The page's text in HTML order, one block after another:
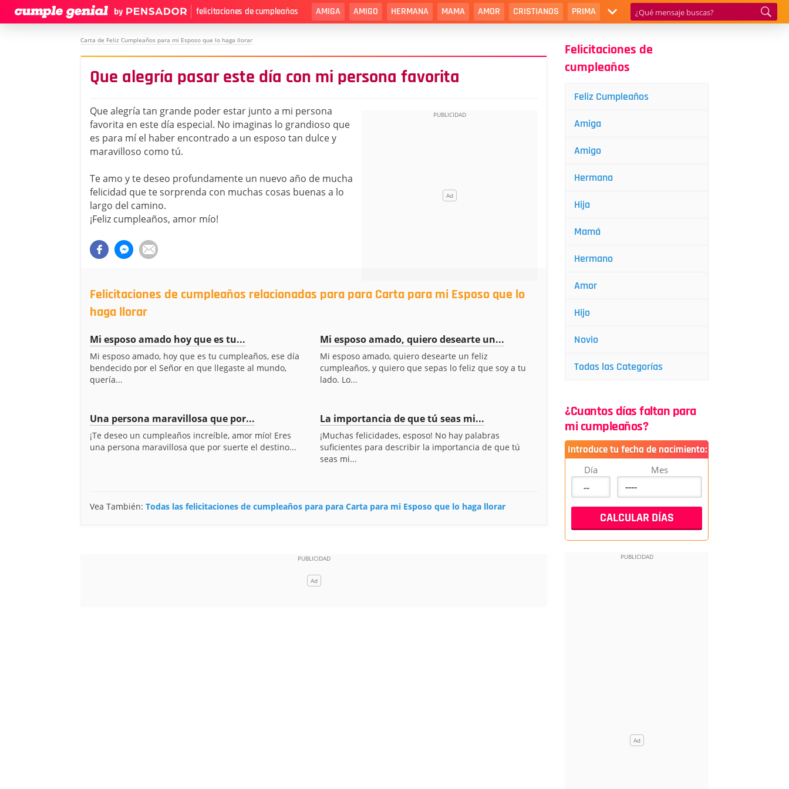
felicitaciones de cumpleaños AMIGA AMIGO HERMANA MAMA AMOR CRISTIANOS PRIMA
Carta de Feliz Cumpleaños para mi Esposo que lo haga llorar
Que alegría pasar este día con mi persona favorita
Que alegría tan grande poder estar junto a mi persona
favorita en este día especial. No imaginas lo grandioso que
es para mí el haber encontrado a un esposo tan dulce y
maravilloso como tú.
Te amo y te deseo profundamente un nuevo año de mucha
felicidad que te sorprenda con muchas cosas buenas a lo
largo del camino.
¡Feliz cumpleaños, amor mío!
Felicitaciones de cumpleaños relacionadas para para Carta para mi Esposo que lo
haga llorar
Mi esposo amado hoy que es tu...
Mi esposo amado, hoy que es tu cumpleaños, ese día
bendecido por el Señor en que llegaste al mundo,
quería...
Mi esposo amado, quiero desearte un...
Mi esposo amado, quiero desearte un feliz
cumpleaños, y quiero que sepas lo feliz que soy a tu
lado. Lo...
Una persona maravillosa que por...
¡Te deseo un cumpleaños increíble, amor mío! Eres
una persona maravillosa que por suerte el destino...
La importancia de que tú seas mi...
¡Muchas felicidades, esposo! No hay palabras
suficientes para describir la importancia de que tú
seas mi...
Vea También: Todas las felicitaciones de cumpleaños para para Carta para mi Esposo que lo haga llorar
Felicitaciones de
cumpleaños
Feliz Cumpleaños
Amiga
Amigo
Hermana
Hija
Mamá
Hermano
Amor
Hijo
Novio
Todas las Categorías
¿Cuantos días faltan para
mi cumpleaños?
Introduce tu fecha de nacimiento:
Día Mes